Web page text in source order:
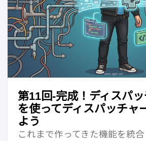
第11回-完成！ディスパ
を使ってディスパッチャ
よう
これまで作ってきた機能を統